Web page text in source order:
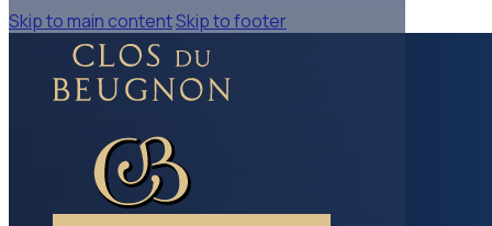
Skip to main contentSkip to footer